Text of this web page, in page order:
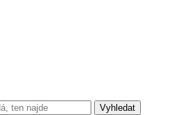
Vyhledat